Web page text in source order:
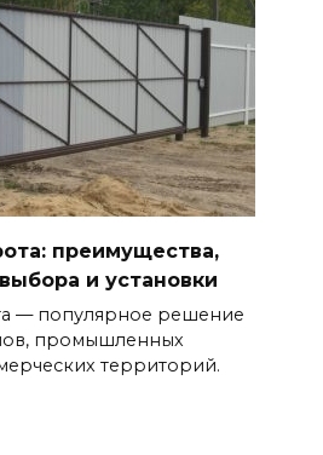
преимущества,
и установки
— популярное решение
промышленных
территорий.